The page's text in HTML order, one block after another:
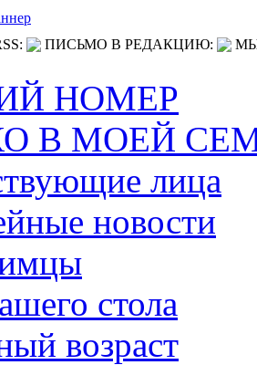
ПИСЬМО В РЕДАКЦИЮ:
НОМЕР
В МОЕЙ
лица
новости
стола
возраст